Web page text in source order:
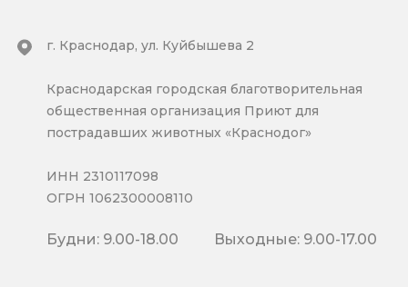
г. Краснодар, ул. Куйбышева 2
Краснодарская городская благотворительная
общественная организация Приют для
пострадавших животных «Краснодог»
ИНН 2310117098
ОГРН 1062300008110
Будни: 9.00-18.00 Выходные: 9.00-17.00